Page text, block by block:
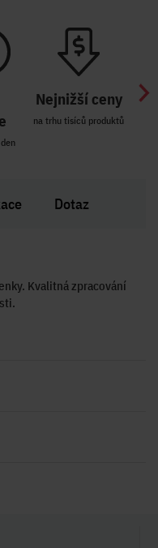
Nejnižší ceny
na trhu tisíců produktů
Dotaz
Kvalitná zpracování